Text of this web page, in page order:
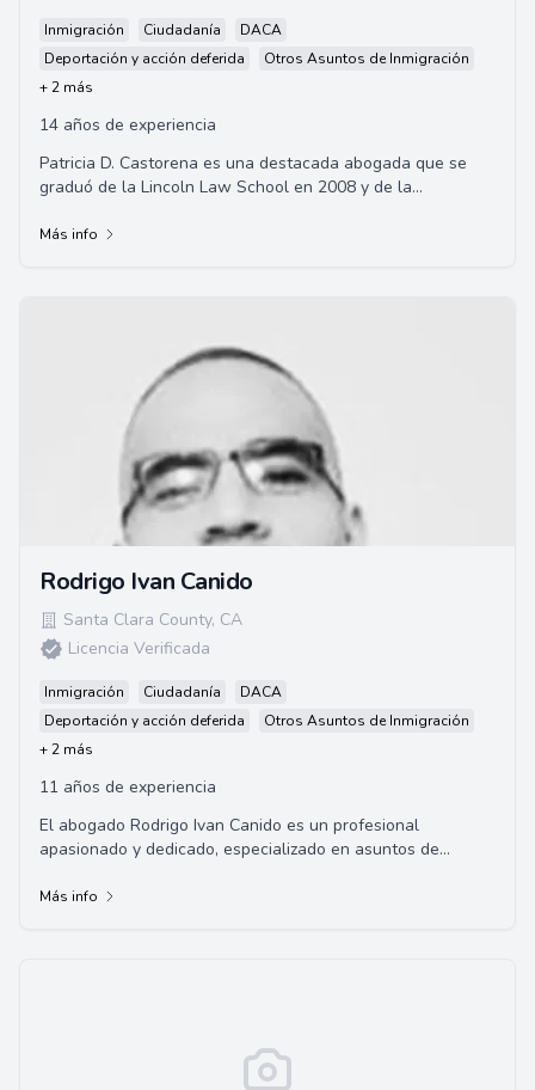
Inmigración Ciudadanía
DACA
Deportación y acción deferida
Otros Asuntos de Inmigración
+ 2 más
14 años de experiencia
Patricia D. Castorena es una destacada abogada que se
graduó de la Lincoln Law School en 2008 y de la
Más info
Rodrigo Ivan Canido
Santa Clara County, CA
Licencia Verificada
Inmigración Ciudadanía
DACA
Deportación y acción deferida
Otros Asuntos de Inmigración
+ 2 más
11 años de experiencia
El abogado Rodrigo Ivan Canido es un profesional
apasionado y dedicado, especializado en asuntos de
Más info